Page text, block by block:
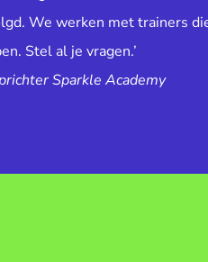
We werken met trainers
Stel al je vragen.’
Sparkle Academy